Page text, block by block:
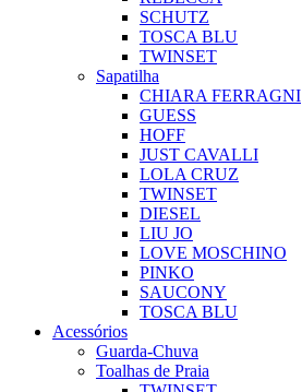
SCHUTZ
TOSCA BLU
TWINSET
Sapatilha
CHIARA FERRAGNI
GUESS
HOFF
JUST CAVALLI
LOLA CRUZ
TWINSET
DIESEL
LIU JO
LOVE MOSCHINO
PINKO
SAUCONY
TOSCA BLU
Acessórios
Guarda-Chuva
Toalhas de Praia